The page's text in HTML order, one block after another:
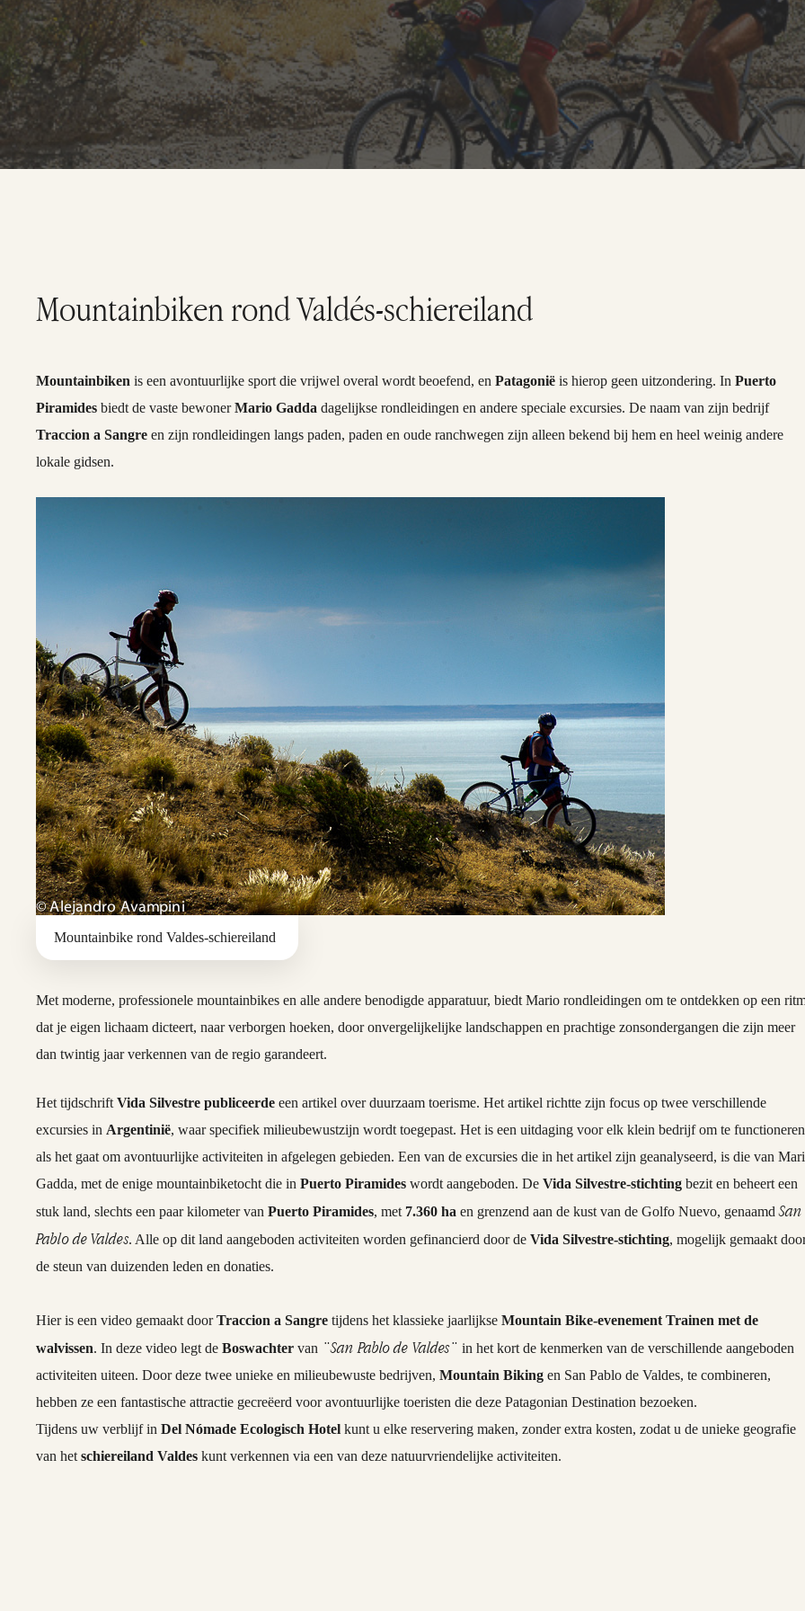
Mountainbiken rond Valdés-schiereiland
Mountainbiken is een avontuurlijke sport die vrijwel overal wordt beoefend, enPatagonië is hierop geen uitzondering. InPuerto
Piramides biedt de vaste bewonerMario Gadda dagelijkse rondleidingen en andere speciale excursies. De naam van zijn bedrijf
Traccion a Sangre en zijn rondleidingen langs paden, paden en oude ranchwegen zijn alleen bekend bij hem en heel weinig andere
lokale gidsen.
Mountainbike rond Valdes-schiereiland
Met moderne, professionele mountainbikes en alle andere benodigde apparatuur, biedt Mario rondleidingen om te ontdekken op een
dat je eigen lichaam dicteert, naar verborgen hoeken, door onvergelijkelijke landschappen en prachtige zonsondergangen die zijn meer
dan twintig jaar verkennen van de regio garandeert.
Het tijdschriftVida Silvestre publiceerde een artikel over duurzaam toerisme. Het artikel richtte zijn focus op twee verschillende
excursies in Argentinië, waar specifiek milieubewustzijn wordt toegepast. Het is een uitdaging voor elk klein bedrijf om te functioneren
als het gaat om avontuurlijke activiteiten in afgelegen gebieden. Een van de excursies die in het artikel zijn geanalyseerd, is die van
Gadda, met de enige mountainbiketocht die inPuerto Piramides wordt aangeboden. DeVida Silvestre-stichting bezit en beheert een
stuk land, slechts een paar kilometer vanPuerto Piramides, met 7.360 ha en grenzend aan de kust van de Golfo Nuevo, genaamdSan
Pablo de Valdes. Alle op dit land aangeboden activiteiten worden gefinancierd door de Vida Silvestre-stichting, mogelijk gemaakt
de steun van duizenden leden en donaties.
Hier is een video gemaakt doorTraccion a Sangre tijdens het klassieke jaarlijkseMountain Bike-evenement Trainen met de
walvissen. In deze video legt deBoswachter van ¨San Pablo de Valdes¨ in het kort de kenmerken van de verschillende aangeboden
activiteiten uiteen. Door deze twee unieke en milieubewuste bedrijven,Mountain Biking en San Pablo de Valdes, te combineren,
hebben ze een fantastische attractie gecreëerd voor avontuurlijke toeristen die deze Patagonian Destination bezoeken.
Tijdens uw verblijf inDel Nómade Ecologisch Hotel kunt u elke reservering maken, zonder extra kosten, zodat u de unieke geografie
van hetschiereiland Valdes kunt verkennen via een van deze natuurvriendelijke activiteiten.